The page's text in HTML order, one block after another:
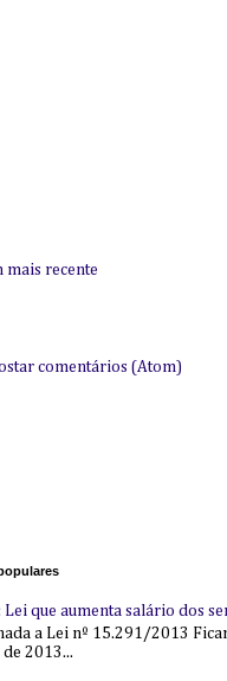
mais recente
comentários (Atom)
Lei que aumenta salário dos
a Lei nº 15.291/2013
2013...